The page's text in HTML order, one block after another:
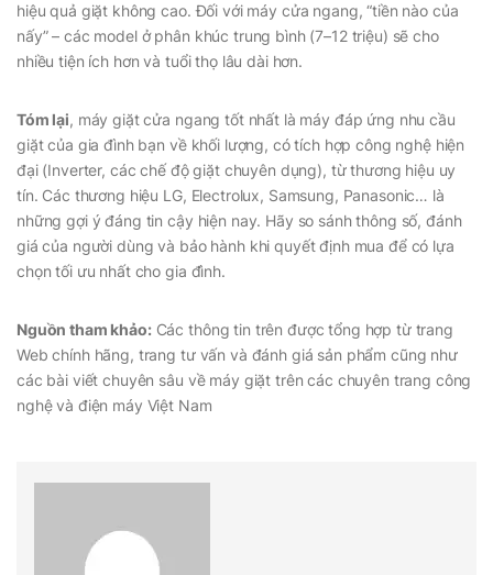
hiệu quả giặt không cao. Đối với máy cửa ngang,“tiền nào của
nấy”– các model ở phân khúc trung bình (7–12 triệu) sẽ cho
nhiều tiện ích hơn và tuổi thọ lâu dài hơn.
Tóm lại, máy giặt cửa ngang tốt nhất là máy đáp ứng nhu cầu
giặt của gia đình bạn về khối lượng, có tích hợp công nghệ hiện
đại (Inverter, các chế độ giặt chuyên dụng), từ thương hiệu uy
tín. Các thương hiệu LG, Electrolux, Samsung, Panasonic… là
những gợi ý đáng tin cậy hiện nay. Hãy so sánh thông số, đánh
giá của người dùng và bảo hành khi quyết định mua để có lựa
chọn tối ưu nhất cho gia đình.
Nguồn tham khảo:Các thông tin trên được tổng hợp từ trang
Web chính hãng, trang tư vấn và đánh giá sản phẩm cũng như
các bài viết chuyên sâu về máy giặt trên các chuyên trang công
nghệ và điện máy Việt Nam